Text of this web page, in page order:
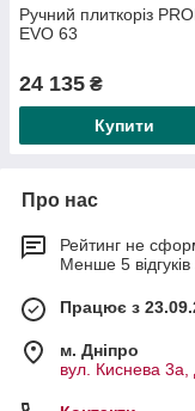
Ручний плиткоріз
EVO 63
24 135 ₴
Купити
Про нас
Рейтинг не
Менше 5 відгуків
Працює з
м. Дніпро
вул. Киснева 3а,